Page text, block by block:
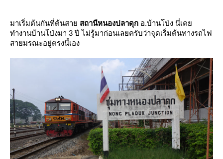
มาเริ่มต้นกันที่ต้นสา สถานีหนองปลาดุก อ.บ้านโป่ง นี่เค
ทำงานบ้านโป่งมา 3 ปี ไม่รู้มาก่อนเลยครับว่าจุดเริ่มต้นทางรถไฟ
สายมรณะอยู่ตรงนี้เอง